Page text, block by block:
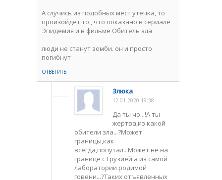
А случись из подобных мест утечка, то
произойдет то , что показано в сериале
Эпидемия и в фильме Обитель зла
люди не станут зомби. он и просто
погибнут
ОТВЕТИТЬ
Злюка
12.01.2020 19:38
Да ты чо...!А ты
жертва,из какой
обители зла...?Может
границы,как
всегда,попутал...Может не на
границе с Грузией,а из самой
лаборатории родимой
говени...?Таких отъявленных